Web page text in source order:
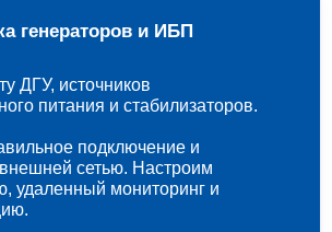
генераторов и ИБП
ДГУ, источников
питания и стабилизаторов.
подключение и
сетью. Настроим
удаленный мониторинг и